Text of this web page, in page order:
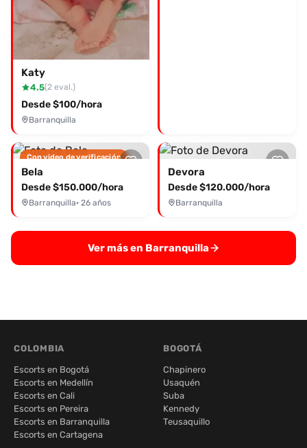
Katy
4.5(2 eval.)
Desde $100/hora
Barranquilla
Con video de verificación
Bela
Desde $150.000/hora
Barranquilla· 26 años
Devora
Desde $120.000/hora
Barranquilla
Ver más en Barranquilla
COLOMBIA
Escorts en Bogotá
Escorts en Medellín
Escorts en Cali
Escorts en Pereira
Escorts en Barranquilla
Escorts en Cartagena
BOGOTÁ
Chapinero
Usaquén
Suba
Kennedy
Teusaquillo